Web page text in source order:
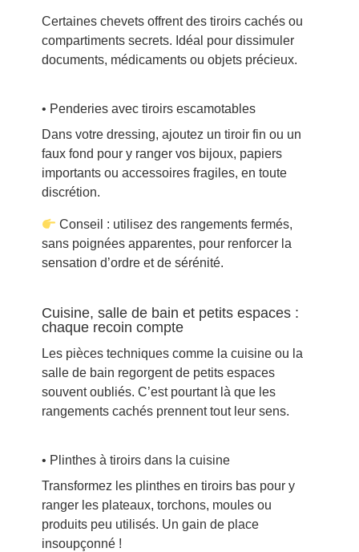
Certaines chevets offrent des tiroirs cachés ou
compartiments secrets. Idéal pour dissimuler
documents, médicaments ou objets précieux.
• Penderies avec tiroirs escamotables
Dans votre dressing, ajoutez un tiroir fin ou un
faux fond pour y ranger vos bijoux, papiers
importants ou accessoires fragiles, en toute
discrétion.
Conseil : utilisez des rangements fermés,
sans poignées apparentes, pour renforcer la
sensation d’ordre et de sérénité.
Cuisine, salle de bain et petits espaces :
chaque recoin compte
Les pièces techniques comme la cuisine ou la
salle de bain regorgent de petits espaces
souvent oubliés. C’est pourtant là que les
rangements cachés prennent tout leur sens.
• Plinthes à tiroirs dans la cuisine
Transformez les plinthes en tiroirs bas pour y
ranger les plateaux, torchons, moules ou
produits peu utilisés. Un gain de place
insoupçonné !